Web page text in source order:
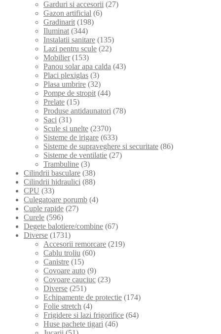
Garduri si accesorii (27)
Gazon artificial (6)
Gradinarit (198)
Iluminat (344)
Instalatii sanitare (135)
Lazi pentru scule (22)
Mobilier (153)
Panou solar apa calda (43)
Placi plexiglas (3)
Plasa umbrire (32)
Pompe de stropit (44)
Prelate (15)
Produse antidaunatori (78)
Saci (31)
Scule si unelte (2370)
Sisteme de irigare (633)
Sisteme de supraveghere si securitate (86)
Sisteme de ventilatie (27)
Trambuline (3)
Cilindrii basculare (38)
Cilindrii hidraulici (88)
CPU (33)
Culegatoare porumb (4)
Cuple rapide (27)
Curele (596)
Degete balotiere/combine (67)
Diverse (1731)
Accesorii remorcare (219)
Cablu troliu (60)
Canistre (15)
Covoare auto (9)
Covoare cauciuc (23)
Diverse (251)
Echipamente de protectie (174)
Folie stretch (4)
Frigidere si lazi frigorifice (64)
Huse pachete tigari (46)